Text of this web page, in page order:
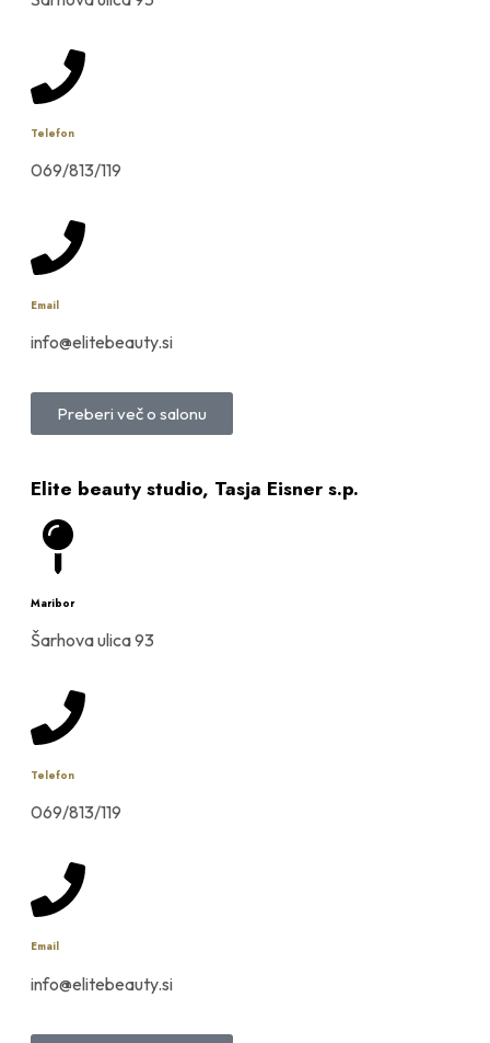
Elite beauty studio, Tasja Eisner s.p.
Maribor
Šarhova ulica 93
Telefon
069/813/119
Email
info@elitebeauty.si
Telefon
069/813/119
Email
info@elitebeauty.si
Preberi več o salonu